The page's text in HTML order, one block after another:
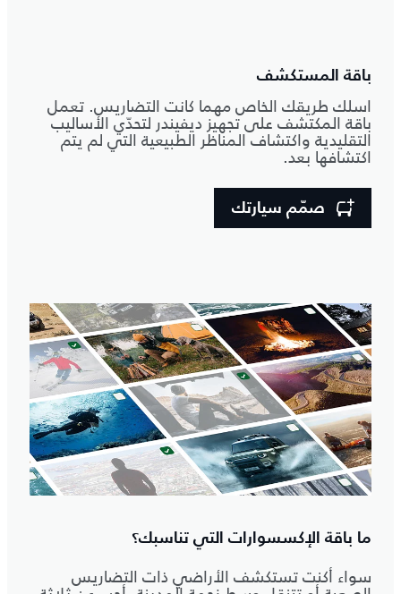
باقة المستكشف
اسلك طريقك الخاص مهما كانت التضاريس. تعمل
باقة المكتشف على تجهيز ديفيندر لتحدّي الأساليب
التقليدية واكتشاف المناظر الطبيعية التي لم يتم
اكتشافها بعد.
صمّم سيارتك
ما باقة الإكسسوارات التي تناسبك؟
سواء أكنت تستكشف الأراضي ذات التضاريس